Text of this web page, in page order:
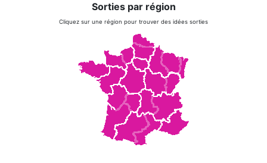
Sorties par région
Cliquez sur une région pour trouver des idées sorties